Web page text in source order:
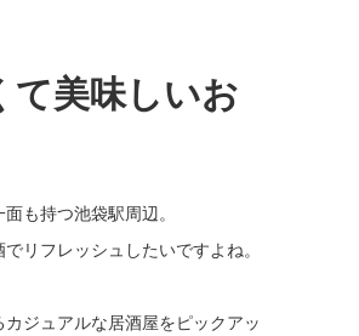
て美味しいお
も持つ池袋駅周辺。
リフレッシュしたいですよね。
ジュアルな居酒屋をピックアッ